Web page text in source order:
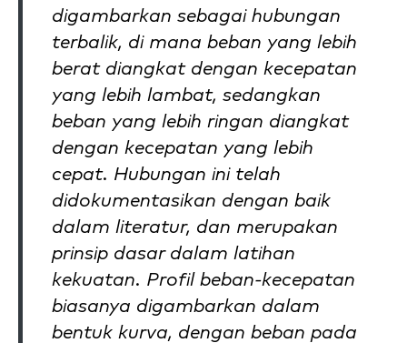
digambarkan sebagai hubungan
terbalik, di mana beban yang lebih
berat diangkat dengan kecepatan
yang lebih lambat, sedangkan
beban yang lebih ringan diangkat
dengan kecepatan yang lebih
cepat. Hubungan ini telah
didokumentasikan dengan baik
dalam literatur, dan merupakan
prinsip dasar dalam latihan
kekuatan. Profil beban-kecepatan
biasanya digambarkan dalam
bentuk kurva, dengan beban pada